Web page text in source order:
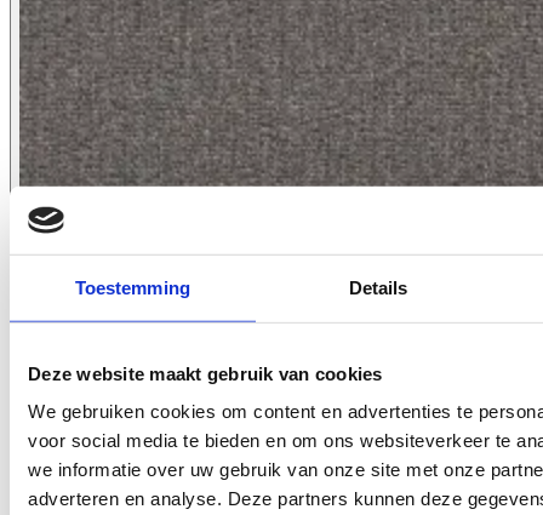
Toestemming Details
Deze website maakt gebruik van cookies
We gebruiken cookies om content en advertenties te
voor social media te bieden en om ons websiteverkeer te
we informatie over uw gebruik van onze site met onze
adverteren en analyse. Deze partners kunnen deze